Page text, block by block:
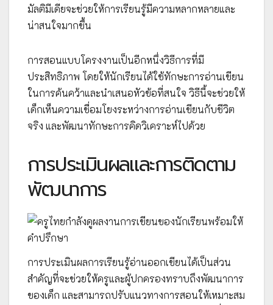
มัลติมีเดียจะช่วยให้การเรียนรู้มีความหลากหลายและ
น่าสนใจมากขึ้น
การสอนแบบโครงงานเป็นอีกหนึ่งวิธีการที่มี
ประสิทธิภาพ โดยให้นักเรียนได้ใช้ทักษะการอ่านเขียน
ในการค้นคว้าและนำเสนอหัวข้อที่สนใจ วิธีนี้จะช่วยให้
เด็กเห็นความเชื่อมโยงระหว่างการอ่านเขียนกับชีวิต
จริง และพัฒนาทักษะการคิดวิเคราะห์ไปด้วย
การประเมินผลและการติดตาม
พัฒนาการ
การประเมินผลการเรียนรู้อ่านออกเขียนได้เป็นส่วน
สำคัญที่จะช่วยให้ครูและผู้ปกครองทราบถึงพัฒนาการ
ของเด็ก และสามารถปรับแนวทางการสอนให้เหมาะสม